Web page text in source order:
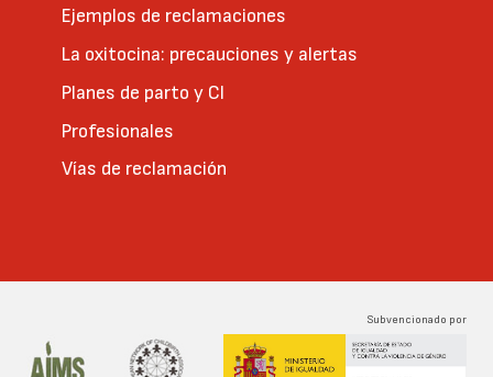
Ejemplos de reclamaciones
La oxitocina: precauciones y alertas
Planes de parto y CI
Profesionales
Vías de reclamación
Subvencionado por